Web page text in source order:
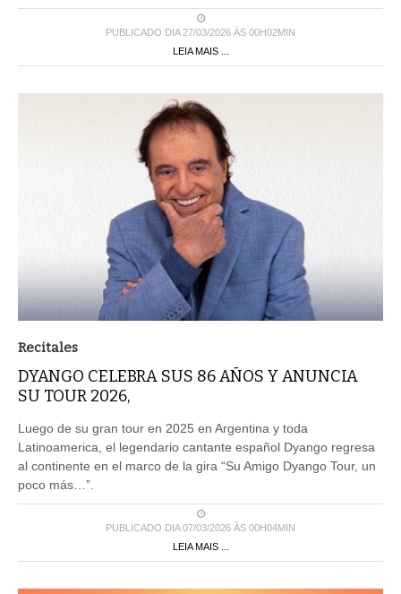
PUBLICADO DIA 27/03/2026 ÀS 00H02MIN
LEIA MAIS ...
Recitales
DYANGO CELEBRA SUS 86 AÑOS Y ANUNCIA
SU TOUR 2026,
Luego de su gran tour en 2025 en Argentina y toda
Latinoamerica, el legendario cantante español Dyango regresa
al continente en el marco de la gira “Su Amigo Dyango Tour, un
poco más…”.
PUBLICADO DIA 07/03/2026 ÀS 00H04MIN
LEIA MAIS ...